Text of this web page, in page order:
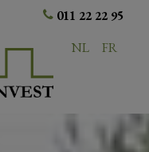
011 22 22 95
NL
FR